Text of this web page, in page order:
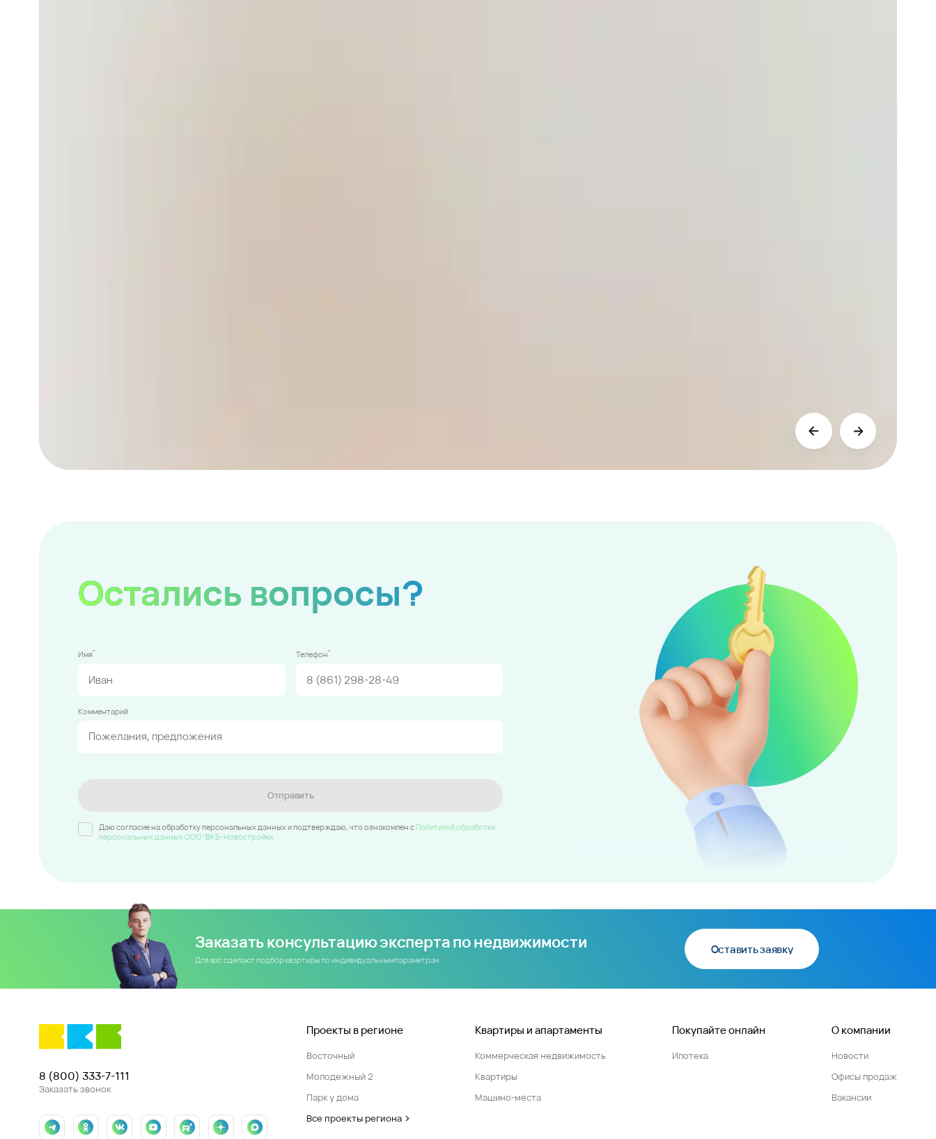
Остались вопросы?
Имя* Телефон*
Комментарий
Отправить
Даю согласие на обработку персональных данных и подтверждаю, что ознакомлен c Политикой обработки
персональных данных ООО "ВКБ-Новостройки
Заказать консультацию эксперта по недвижимости
Для вас сделают подбор квартиры по индивидуальным параметрам
Оставить заявку
8 (800) 333-7-111
Заказать звонок
Проекты в регионе
Восточный
Молодежный 2
Парк у дома
Все проекты региона
Квартиры и апартаменты
Коммерческая недвижимость
Квартиры
Машино-места
Покупайте онлайн
Ипотека
О компании
Новости
Офисы продаж
Вакансии